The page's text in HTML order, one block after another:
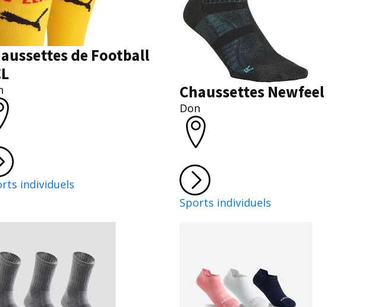
de Football
individuels
Chaussettes Newfeel
Don
Sports individuels